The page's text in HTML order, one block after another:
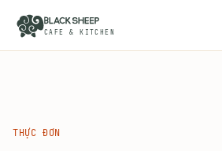
CAFE & KITCHEN
THỰC ĐƠN